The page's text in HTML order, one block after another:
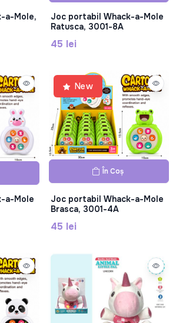
a-Mole,
Joc portabil Whack-a-Mole
Ratusca, 3001-8A
45 lei
a-Mole
New
În Coș
Joc portabil Whack-a-Mole
Brasca, 3001-4A
45 lei